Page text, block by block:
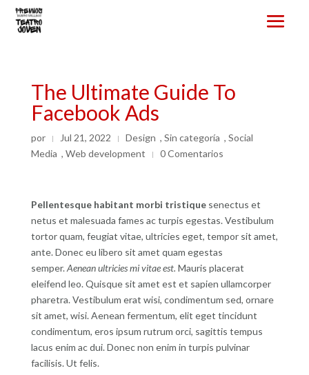
The Ultimate Guide To
Facebook Ads
por | Jul 21, 2022 | Design , Sin categoría , Social
Media , Web development | 0 Comentarios
Pellentesque habitant morbi tristiquesenectus et
netus et malesuada fames ac turpis egestas. Vestibulum
tortor quam, feugiat vitae, ultricies eget, tempor sit amet,
ante. Donec eu libero sit amet quam egestas
semper.Aenean ultricies mi vitae est. Mauris placerat
eleifend leo. Quisque sit amet est et sapien ullamcorper
pharetra. Vestibulum erat wisi, condimentum sed, ornare
sit amet, wisi. Aenean fermentum, elit eget tincidunt
condimentum, eros ipsum rutrum orci, sagittis tempus
lacus enim ac dui.Donec non enim in turpis pulvinar
facilisis. Ut felis.